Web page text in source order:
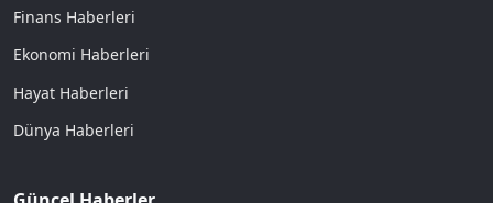
Finans Haberleri
Ekonomi Haberleri
Hayat Haberleri
Dünya Haberleri